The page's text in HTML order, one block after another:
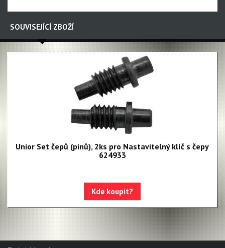
Dílenské vybavení
SOUVISEJÍCÍ ZBOŽÍ
Unior Set čepů (pinů), 2ks pro Nastavitelný klíč s čepy
624933
Kde koupit?